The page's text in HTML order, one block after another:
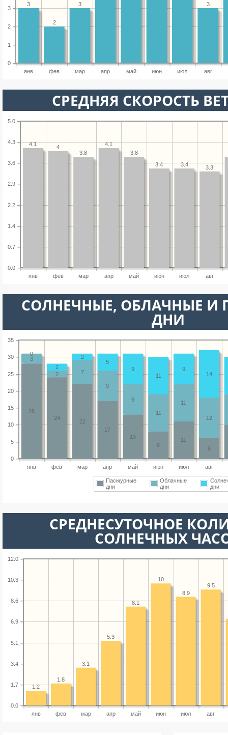
янв фев мар апр май июн июл авг
0
1
2
3
3
3
2
3
СРЕДНЯЯ СКОРОСТЬ
янв фев мар апр май июн июл авг
0.0
0.7
1.4
2.2
2.9
3.6
4.3
5.0
3.3
3.4
3.4
3.8
4.1
3.8
4
4.1
CОЛНЕЧНЫЕ, ОБЛАЧНЫЕ И
ДНИ
янв фев мар апр май июн июл авг
0
5
10
15
20
25
30
35
6
11
8
13
17
22
24
28
12
11
11
9
9
7
2
3
14
9
11
9
5
2
2
0
Пасмурные
дни
Облачные
дни
дни
СРЕДНЕСУТОЧНОЕ
СОЛНЕЧНЫХ
янв фев мар апр май июн июл авг
0.0
1.7
3.4
5.1
6.9
8.6
10.3
12.0
9.5
8.9
10
8.1
5.3
3.1
1.8
1.2